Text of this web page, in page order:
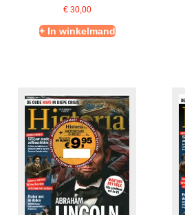
€30,00
+ In winkelmand